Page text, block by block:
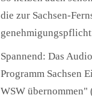
die zur Sachsen-
Spannend: Das
Programm Sachsen
WSW übernommen"